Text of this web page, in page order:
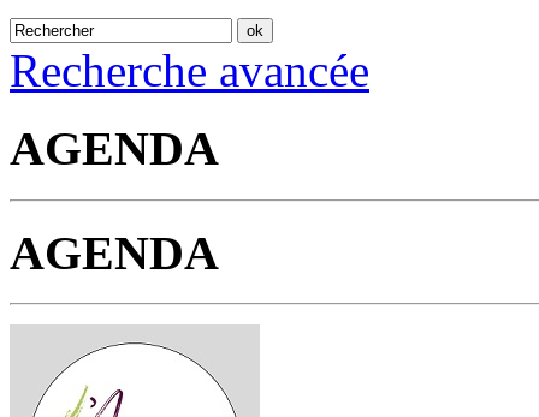
Recherche avancée
AGENDA
AGENDA